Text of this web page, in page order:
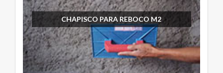
CHAPISCO PARA REBOCO M2